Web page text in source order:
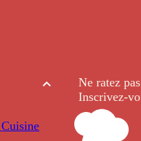
Cuisine
Ne ratez
Inscrivez-